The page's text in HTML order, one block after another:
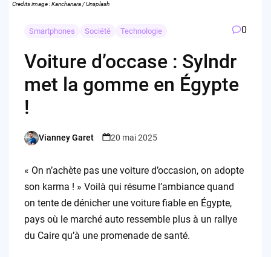
Credits image : Kanchanara / Unsplash
Smartphones Société Technologie 0
Voiture d’occase : Sylndr
met la gomme en Égypte
!
Posted
Vianney Garet 20 mai 2025
« On n’achète pas une voiture d’occasion, on adopte
son karma ! » Voilà qui résume l’ambiance quand
on tente de dénicher une voiture fiable en Égypte,
pays où le marché auto ressemble plus à un rallye
du Caire qu’à une promenade de santé.